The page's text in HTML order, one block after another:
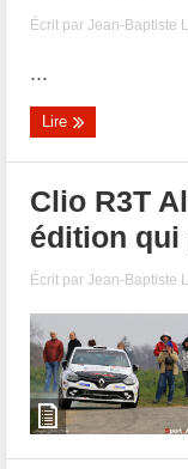
Écrit parJean-Baptiste
...
Lire
Clio R3T
édition qui
Écrit parJean-Baptiste